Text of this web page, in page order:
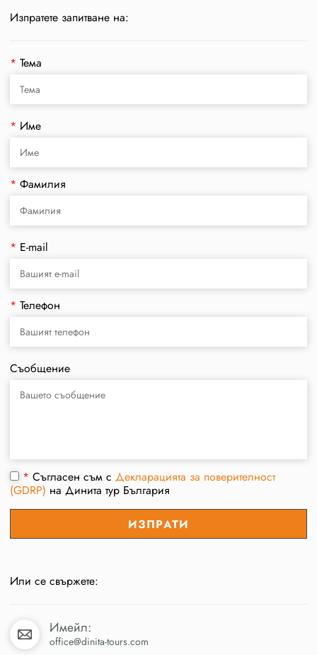
Изпратете запитване на:
* Тема
* Име
* Фамилия
* E-mail
* Телефон
Съобщение
*Съгласен съм сДекларацията за поверителност
(GDRP) на Динита тур България
Или се свържете:
Имейл:
office@dinita-tours.com